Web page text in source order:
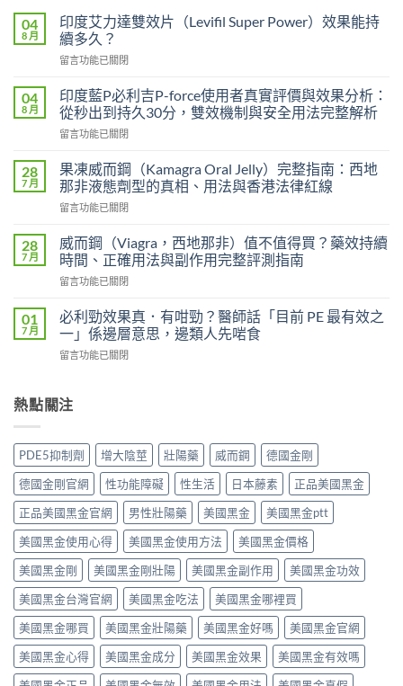
04
8 月
印度艾力達雙效片（Levifil Super Power）效果能持
續多久？
在
度
艾
力
達
效
片
（Levifil
Super
效
果
持
多
久？〉
中
留言功能已關閉
04
8 月
印度藍P必利吉P-force使用者真實評價與效果分析：
從秒出到持久30分，雙效機制與安全用法完整解析
在
度
藍
P
必
吉
P-
force
使
者
真
評
效
析：
從
秒
出
到
持
久
30
分，
雙
效
機
制
與
安
全
留言功能已關閉
28
7 月
果凍威而鋼（Kamagra Oral Jelly）完整指南：西地
那非液態劑型的真相、用法與香港法律紅線
在
凍
威
而
鋼
Oral
Jelly）
整
西
非
液
態
劑
型
的
真
相、
用
法
與
香
港
法
律
紅
留言功能已關閉
28
7 月
威而鋼（Viagra，西地那非）值不值得買？藥效持續
時間、正確用法與副作用完整評測指南
在
而
鋼
（Viagra，
西
非）
值
得
買？
藥
效
持
續
時
間、
正
確
用
法
與
副
作
留言功能已關閉
01
7 月
必利勁效果真．有咁勁？醫師話「目前 PE 最有效之
一」係邊層意思，邊類人先啱食
在
勁
效
真．
有
咁
勁？
醫
師
話
「目
前
PE
最
有
效
之
一」
係
留言功能已關閉
熱點關注
PDE5抑制劑 增大陰莖 壯陽藥 威而鋼
德國金剛
德國金剛官網
性功能障礙 性生活 日本藤素
正品美國黑金
正品美國黑金官網
男性壯陽藥 美國黑金
美國黑金ptt
美國黑金使用心得
美國黑金使用方法
美國黑金價格
美國黑金剛
美國黑金剛壯陽 美國黑金副作用
美國黑金功效
美國黑金台灣官網
美國黑金吃法
美國黑金哪裡買
美國黑金哪買
美國黑金壯陽藥 美國黑金好嗎
美國黑金官網
美國黑金心得
美國黑金成分 美國黑金效果
美國黑金有效嗎